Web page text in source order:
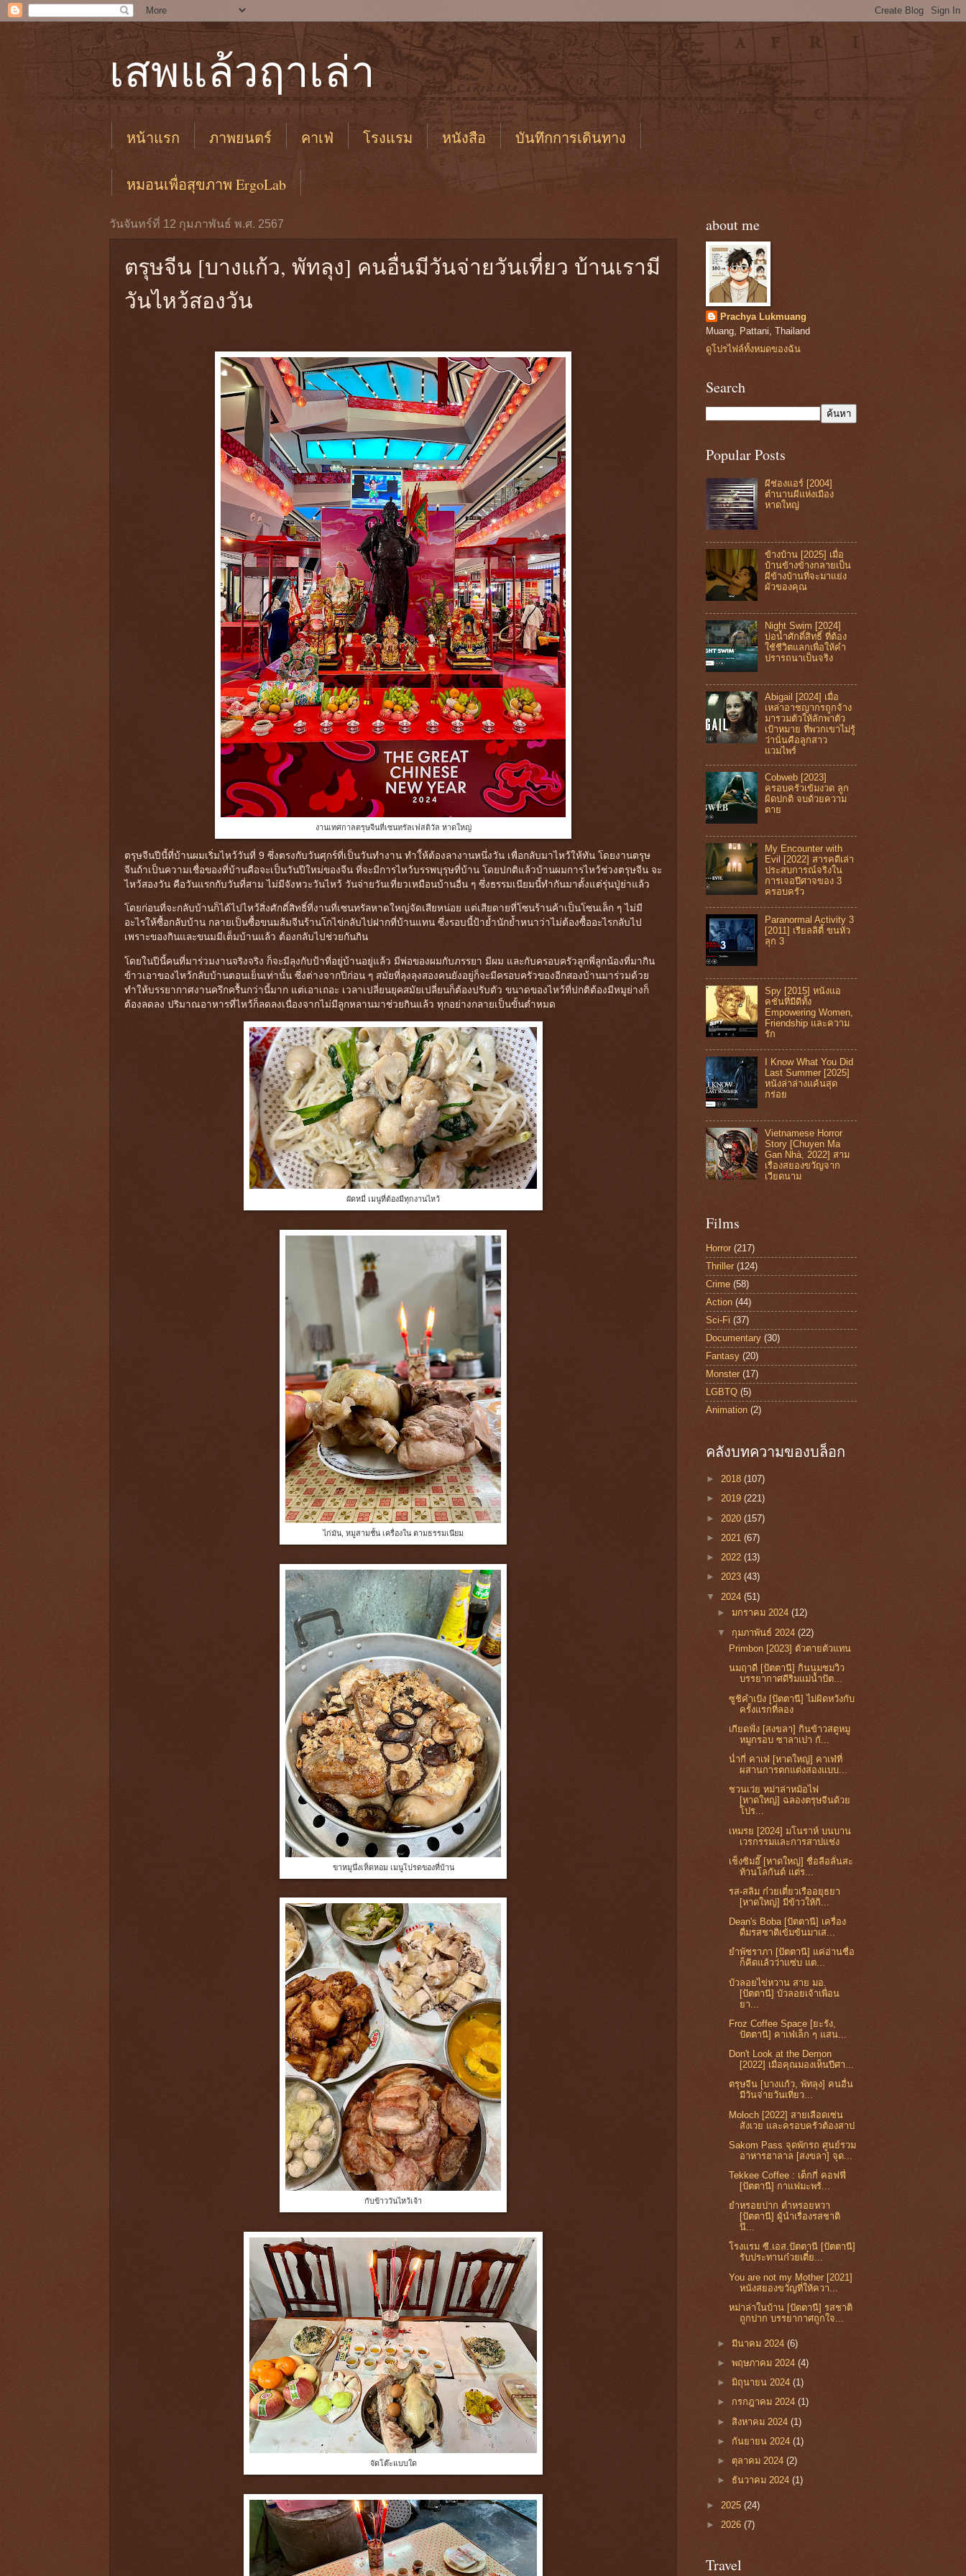
เสพแล้วฤาเล่า
หน้าแรก ภาพยนตร์ คาเฟ่ โรงแรม หนังสือ บันทึกการเดินทาง
หมอนเพื่อสุขภาพ ErgoLab
วันจันทร์ที่ 12 กุมภาพันธ์ พ.ศ. 2567
ตรุษจีน [บางแก้ว, พัทลุง] คนอื่นมีวันจ่ายวันเที่ยว บ้านเรามี
วันไหว้สองวัน
งานเทศกาลตรุษจีนที่เซนทรัลเฟสติวัล หาดใหญ่
ตรุษจีนปีนี้ที่บ้านผมเริ่มไหว้วันที่ 9 ซึ่งตรงกับวันศุกร์ที่เป็นวันทำงาน ทำใ้ห้ต้องลางานหนึ่งวัน เพื่อกลับมาไหว้ให้ทัน โดยงานตรุษ
จีนถ้าเป็นความเชื่อของที่บ้านคือจะเป็นวันปีใหม่ของจีน ที่จะมีการไหว้บรรพบุรุษที่บ้าน โดยปกติแล้วบ้านผมการไหว้ช่วงตรุษจีน จะ
ไหว้สองวัน คือวันแรกกับวันที่สาม ไม่มีจังหวะวันไหว้ วันจ่ายวันเที่ยวเหมือนบ้านอื่น ๆ ซึ่งธรรมเนียมนี้ทำกันมาตั้งแต่รุ่นปู่ย่าแล้ว
โดยก่อนที่จะกลับบ้านก็ได้ไปไหว้สิ่งศักดิ์สิทธิ์ที่งานที่เซนทรัลหาดใหญ่จัดเสียหน่อย แต่เสียดายที่โซนร้านค้าเป็นโซนเล็ก ๆ ไม่มี
อะไรให้ซื้อกลับบ้าน กลายเป็นซื้อขนมส้มจีนร้านโกไข่กลับไปฝากที่บ้านแทน ซึ่งรอบนี้ป้าย้ำนักย้ำหนาว่าไม่ต้องซื้ออะไรกลับไป
เพราะของกินและขนมมีเต็มบ้านแล้ว ต้องกลับไปช่วยกันกิน
โดยในปีนี้คนที่มาร่วมงานจริงจริง ก็จะมีลุงกับป้าที่อยู่บ้านอยู่แล้ว มีพ่อของผมกับภรรยา มีผม และกับครอบครัวลูกพี่ลูกน้องที่มากิน
ข้าวเอาของไหว้กลับบ้านตอนเย็นเท่านั้น ซึ่งต่างจากปีก่อน ๆ สมัยที่ลุงลุงสองคนยังอยู่ก็จะมีครอบครัวของอีกสองบ้านมาร่วมด้วย
ทำให้บรรยากาศงานครึกครื้นกว่านี้มาก แต่เอาเถอะ เวลาเปลี่ยนยุคสมัยเปลี่ยนก็ต้องปรับตัว ขนาดของไหว้ที่ปกติต้องมีหมูย่างก็
ต้องลดลง ปริมาณอาหารที่ไหว้ก็ลดลงเนื่องจากไม่มีลูกหลานมาช่วยกินแล้ว ทุกอย่างกลายเป็นขั้นต่ำหมด
ผัดหมี่ เมนูที่ต้องมีทุกงานไหว้
ไก่มัน, หมูสามชั้น เครื่องใน ตามธรรมเนียม
ขาหมูนึ่งเห็ดหอม เมนูโปรดของที่บ้าน
กับข้าววันไหว้เจ้า
จัดโต๊ะแบบใด
about me
Prachya Lukmuang
Muang, Pattani, Thailand
ดูโปรไฟล์ทั้งหมดของฉัน
Search
Popular Posts
ผีช่องแอร์ [2004]
ตำนานผีแห่งเมือง
หาดใหญ่
ข้างบ้าน [2025] เมื่อ
บ้านข้างข้างกลายเป็น
ผีข้างบ้านที่จะมาแย่ง
ผัวของคุณ
Night Swim [2024]
บ่อน้ำศักดิ์สิทธิ์ ที่ต้อง
ใช้ชีวิตแลกเพื่อให้คำ
ปรารถนาเป็นจริง
Abigail [2024] เมื่อ
เหล่าอาชญากรถูกจ้าง
มารวมตัวให้ลักพาตัว
เป้าหมาย ที่พวกเขาไม่รู้
ว่านั่นคือลูกสาว
แวมไพร์
Cobweb [2023]
ครอบครัวเข้มงวด ลูก
ผิดปกติ จบด้วยความ
ตาย
My Encounter with
Evil [2022] สารคดีเล่า
ประสบการณ์จริงใน
การเจอปีศาจของ 3
ครอบครัว
Paranormal Activity 3
[2011] เรียลลิตี้ ขนหัว
ลุก 3
Spy [2015] หนังแอ
คชันที่มีดีทั้ง
Empowering Women,
Friendship และความ
รัก
I Know What You Did
Last Summer [2025]
หนังล่าล่างแค้นสุด
กร่อย
Vietnamese Horror
Story [Chuyen Ma
Gan Nhà, 2022] สาม
เรื่องสยองขวัญจาก
เวียดนาม
Films
Horror (217)
Thriller (124)
Crime (58)
Action (44)
Sci-Fi (37)
Documentary (30)
Fantasy (20)
Monster (17)
LGBTQ (5)
Animation (2)
คลังบทความของบล็อก
► 2018 (107)
► 2019 (221)
► 2020 (157)
► 2021 (67)
► 2022 (13)
► 2023 (43)
▼ 2024 (51)
►มกราคม 2024(12)
▼ กุมภาพันธ์ 2024(22)
Primbon [2023] ตัวตายตัวแทน
นมฤาดี [ปัตตานี] กินนมชมวิว
บรรยากาศดีริมแม่น้ำปัต...
ซูชิคำเป้ง [ปัตตานี] ไม่ผิดหวังกับ
ครั้งแรกที่ลอง
เกียดฟั่ง [สงขลา] กินข้าวสตูหมู
หมูกรอบ ซาลาเปา กั...
น่ำกี่ คาเฟ่ [หาดใหญ่] คาเฟ่ที่
ผสานการตกแต่งสองแบบ...
ชวนเว่ย หม่าล่าหม้อไฟ
[หาดใหญ่] ฉลองตรุษจีนด้วย
โปร...
เหมรย [2024] มโนราห์ บนบาน
เวรกรรมและการสาปแช่ง
เช็งซิมอี๊ [หาดใหญ่] ชื่อลือลั่นสะ
ท้านโลกันต์ แต่ร...
รส-สลิม ก๋วยเตี๋ยวเรืออยุธยา
[หาดใหญ่] มีข้าวให้กิ...
Dean's Boba [ปัตตานี] เครื่อง
ดื่มรสชาติเข้มข้นมาเส...
ยำพัชราภา [ปัตตานี] แค่อ่านชื่อ
ก็คิดแล้วว่าแซ่บ แต...
บัวลอยไข่หวาน สาย มอ.
[ปัตตานี] บัวลอยเจ้าเพื่อน
ยา...
Froz Coffee Space [ยะรัง,
ปัตตานี] คาเฟ่เล็ก ๆ แสน...
Don't Look at the Demon
[2022] เมื่อคุณมองเห็นปีศา...
ตรุษจีน [บางแก้ว, พัทลุง] คนอื่น
มีวันจ่ายวันเที่ยว...
Moloch [2022] สายเลือดเซ่น
สังเวย และครอบครัวต้องสาป
Sakom Pass จุดพักรถ ศูนย์รวม
อาหารฮาลาล [สงขลา] จุด...
Tekkee Coffee : เต็กกี่ คอฟฟี่
[ปัตตานี] กาแฟมะพร้...
ยำหรอยปาก ตำหรอยหวา
[ปัตตานี] ผู้นำเรื่องรสชาติ
นึ...
โรงแรม ซี.เอส.ปัตตานี [ปัตตานี]
รับประทานก๋วยเตี๋ย...
You are not my Mother [2021]
หนังสยองขวัญที่ให้ควา...
หม่าล่าในบ้าน [ปัตตานี] รสชาติ
ถูกปาก บรรยากาศถูกใจ...
►มีนาคม 2024(6)
►พฤษภาคม 2024(4)
►มิถุนายน 2024(1)
► กรกฎาคม 2024(1)
► สิงหาคม 2024(1)
► กันยายน 2024(1)
► ตุลาคม 2024(2)
► ธันวาคม 2024(1)
► 2025 (24)
► 2026 (7)
Travel